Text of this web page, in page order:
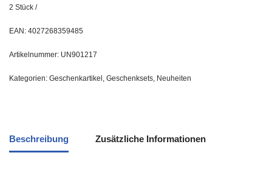
2 Stück /
EAN: 4027268359485
Artikelnummer: UN901217
Kategorien: Geschenkartikel , Geschenksets, Neuheiten
Beschreibung Zusätzliche Informationen